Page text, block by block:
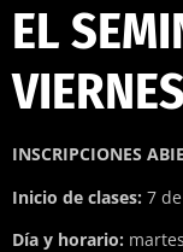
EL
VIERNES
INSCRIPCIONES
Inicio de clases: 7
Día y horario: